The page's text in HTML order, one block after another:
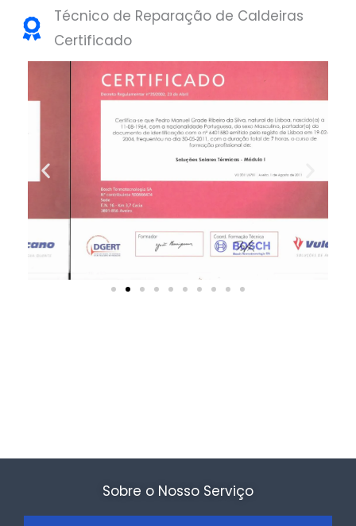
Técnico de Reparação de Caldeiras
Certificado
Sobre o Nosso Serviço